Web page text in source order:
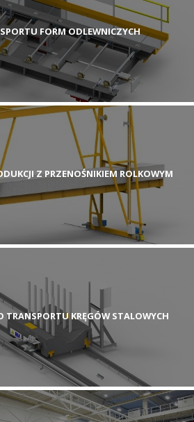
FORM ODLEWNICZYCH
Z PRZENOŚNIKIEM ROLKOWYM
TRANSPORTU KRĘGÓW STALOWYCH